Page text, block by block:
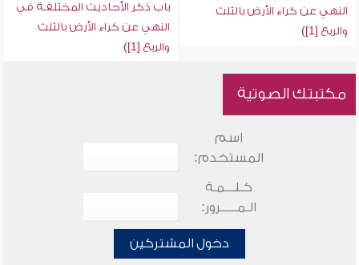
النهي عن كراء الأرض بالثلث
والربع [1])
باب ذكر الأحاديث المختلفـة في
النهي عن كراء الأرض بالثلث
والربع [1])
مكتبتك الصوتية
اسم
المستخدم:
كـلـــمـة
الـمـــــرور:
دخول المشتركين